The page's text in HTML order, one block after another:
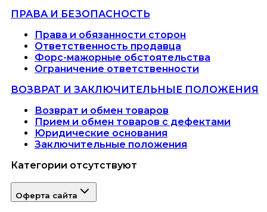
ПРАВА И БЕЗОПАСНОСТЬ
Права и обязанности сторон
Ответственность продавца
Форс-мажорные обстоятельства
Ограничение ответственности
ВОЗВРАТ И ЗАКЛЮЧИТЕЛЬНЫЕ ПОЛОЖЕНИЯ
Возврат и обмен товаров
Прием и обмен товаров с дефектами
Юридические основания
Заключительные положения
Категории отсутствуют
Оферта сайта